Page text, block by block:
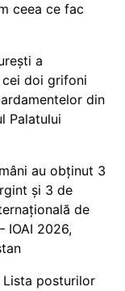
ceea ce fac
a
doi grifoni
din
Palatului
au obținut 3
și 3 de
de
IOAI 2026,
posturilor